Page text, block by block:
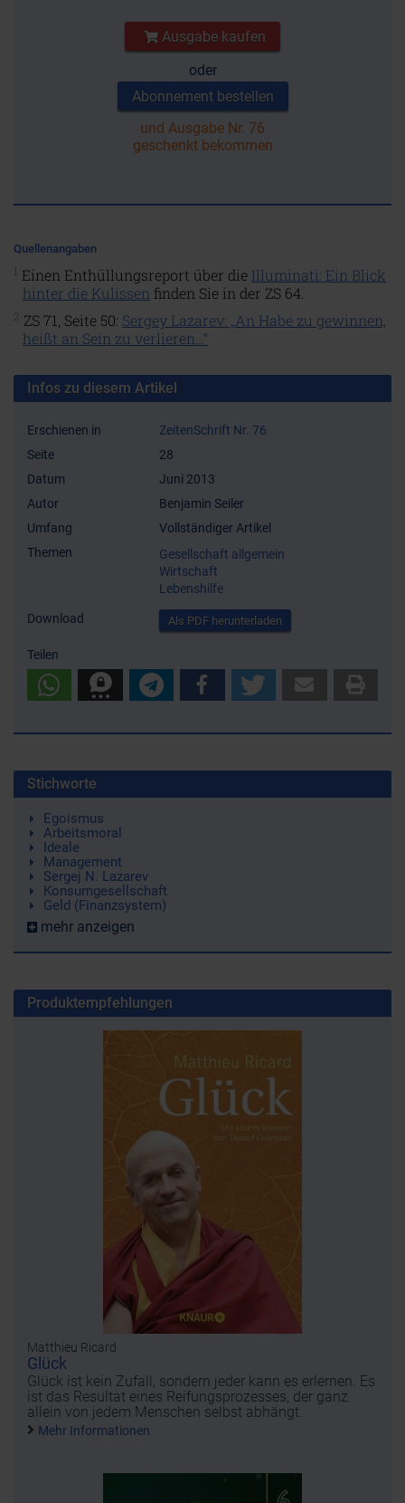
Ausgabe kaufen
oder
Abonnement bestellen
und Ausgabe Nr. 76
geschenkt bekommen
Quellenangaben
1 Einen Enthüllungsreport über die Illuminati: Ein Blick
hinter die Kulissen finden Sie in der ZS 64.
ZS 71, Seite 50: Sergey Lazarev: „An Habe zu gewinnen,
heißt an Sein zu verlieren…“
Infos zu diesem Artikel
Erschienen in
ZeitenSchrift Nr. 76
Seite
28
Datum
Juni 2013
Autor
Benjamin Seiler
Umfang
Vollständiger Artikel
Themen
Gesellschaft allgemein
Wirtschaft
Lebenshilfe
Download Als PDF herunterladen
Teilen
Stichworte
Egoismus
Arbeitsmoral
Ideale
Management
Sergej N. Lazarev
Konsumgesellschaft
Geld (Finanzsystem)
mehr anzeigen
Produktempfehlungen
Matthieu Ricard
Glück
Glück ist kein Zufall, sondern jeder kann es erlernen. Es
ist das Resultat eines Reifungsprozesses, der ganz
allein von jedem Menschen selbst abhängt.
Mehr Informationen